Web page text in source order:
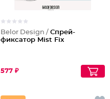
Belor Design / Спрей-
фиксатор Mist Fix
577 ₽